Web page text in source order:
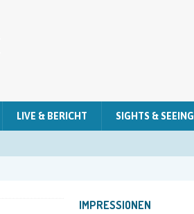
LIVE & BERICHT SIGHTS & SEEING
IMPRESSIONEN